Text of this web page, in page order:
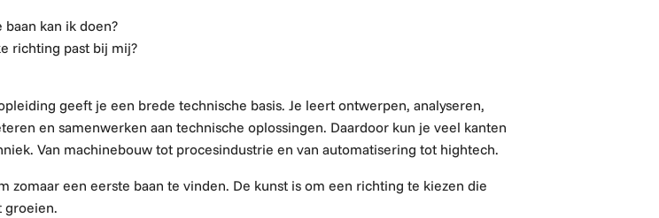
baan kan ik doen?
richting past bij mij?
geeft je een brede technische basis. Je leert ontwerpen, analyseren,
en samenwerken aan technische oplossingen. Daardoor kun je veel kanten
Van machinebouw tot procesindustrie en van automatisering tot hightech.
zomaar een eerste baan te vinden. De kunst is om een richting te kiezen die
groeien.